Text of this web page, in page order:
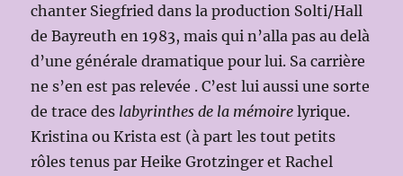
chanter Siegfried dans la production Solti/Hall
de Bayreuth en 1983, mais qui n’alla pas au delà
d’une générale dramatique pour lui. Sa carrière
ne s’en est pas relevée . C’est lui aussi une sorte
de trace des labyrinthes de la mémoire lyrique.
Kristina ou Krista est (à part les tout petits
rôles tenus par Heike Grotzinger et Rachel